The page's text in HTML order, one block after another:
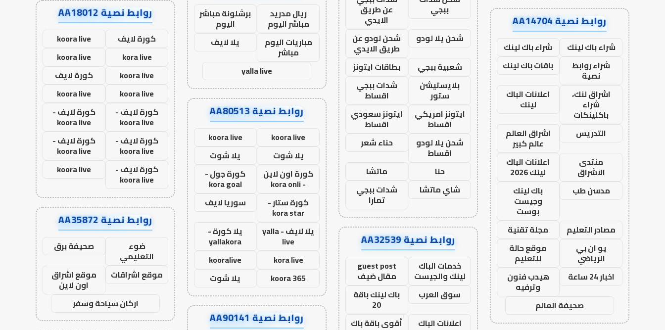
روابط نصية AA14704
شراء باك لينك
شراء باك لينك
شراء روابط
نصية
باقات باك لينك
اشراق لنك،
شراء
باكلينكات
اعلانات الباك
لينك
التدريس
اشراق العالم
عالم كبير
منتدى
الاشراق
اعلانات الباك
لينك 2026
مدسن طب
باك لينك
وجيست
بوست
مصادر التعليم
مجلة تقنية
يو ان بي
الرياضي
موقع حالة
للتعليم
اخبار 24 ساعة
هيدب فنون
وترفيه
صحيفة العالم
ببجي عن طريق
الايدي
شحن يلا لودو
شحن لودو عن
طريق الايدي
شعبية ببجي
بطاقات ايتونز
بلايستيشن
ستور
شدات ببجي
اقساط
ايتونز امريكي
اقساط
ايتونز سعودي
اقساط
شحن يلا لودو
اقساط
حناء شعر
حنا
ماتشا
شاي ماتشا
شدات ببجي
تمارا
روابط نصية AA32539
خدمات الباك
لينك والجيست
guest post
مقال ضيف
سوق العرب
باك لينك باقة
20
اعلانات الباك
أقوى باقة باك
ريال مدريد
مباشر اليوم
برشلونة مباشر
اليوم
مباريات اليوم
مباشر
يلا لايف
yalla live
روابط نصية AA80513
koora live
koora live
يلا شوت
يلا شوت
كورة اون لاين
- kora onli
كورة جول -
kora goal
كورة ستار -
kora star
سوريا لايف
يلا لايف - yalla
live
يلا كورة -
yallakora
kora live
kooralive
koora 365
يلا شوت
روابط نصية AA90141
روابط نصية AA18012
كورة لايف
koora live
kora live
koora live
koora live
كورة لايف
koora live
koora live
كورة لايف -
koora live
كورة لايف -
koora live
كورة لايف -
koora live
كورة لايف -
koora live
كورة لايف -
koora live
koora live
روابط نصية AA35872
ضوء
التعليمي
صحيفة برق
موقع اشراقات
موقع اشراق
اون لاين
اركان سياحة وسفر